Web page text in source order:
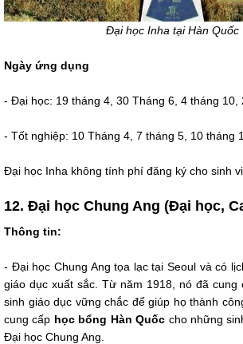
Đại học Inha tại Hàn Quốc
Ngày ứng dụng
- Đại học: 19 tháng 4, 30 Tháng 6, 4 tháng 10,
- Tốt nghiệp: 10 Tháng 4, 7 tháng 5, 10 tháng
Đại học Inha không tính phí đăng ký cho sinh
12. Đại học Chung Ang (Đại học,
Thông tin:
- Đại học Chung Ang tọa lạc tại Seoul và có
giáo dục xuất sắc. Từ năm 1918, nó đã cung
sinh giáo dục vững chắc để giúp họ thành
cung cấp học bổng Hàn Quốc cho những
Đại học Chung Ang.